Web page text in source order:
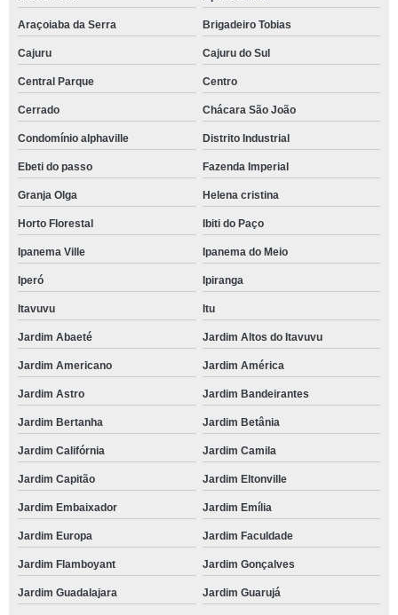
Araçoiaba da Serra Brigadeiro Tobias
Cajuru Cajuru do Sul
Central Parque Centro
Cerrado Chácara São João
Condomínio alphaville Distrito Industrial
Ebeti do passo Fazenda Imperial
Granja Olga Helena cristina
Horto Florestal Ibiti do Paço
Ipanema Ville Ipanema do Meio
Iperó Ipiranga
Itavuvu Itu
Jardim Abaeté Jardim Altos do Itavuvu
Jardim Americano Jardim América
Jardim Astro Jardim Bandeirantes
Jardim Bertanha Jardim Betânia
Jardim Califórnia Jardim Camila
Jardim Capitão Jardim Eltonville
Jardim Embaixador Jardim Emília
Jardim Europa Jardim Faculdade
Jardim Flamboyant Jardim Gonçalves
Jardim Guadalajara Jardim Guarujá